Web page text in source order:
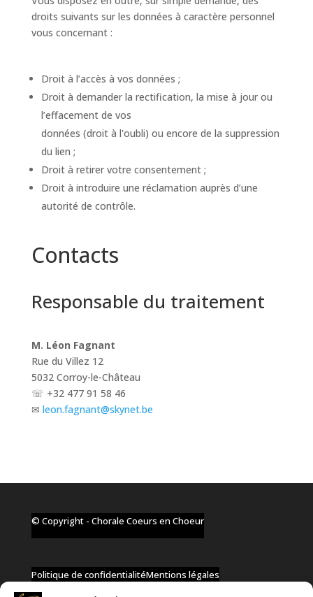
droits suivants sur les données à caractère personnel
vous concernant :
Droit à l’accès à vos données ;
Droit à demander la rectification, la mise à jour ou
l’effacement de vos
données (droit à l'oubli) ou encore de la suppression
du lien ;
Droit à retirer votre consentement ;
Droit à introduire une réclamation auprès d’une
autorité de contrôle.
Contacts
Responsable du traitement
M. Léon Fagnant
Rue du Villez 12
5032 Corroy-le-Château
☏ +32 477 91 58 46
✉ leon.fagnant@skynet.be
© Copyright - Chorale Coeurs en Choeur
Politique de confidentialitéMentions légales